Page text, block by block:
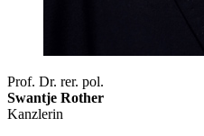
Prof. Dr. rer. pol.
Swantje Rother
Kanzlerin